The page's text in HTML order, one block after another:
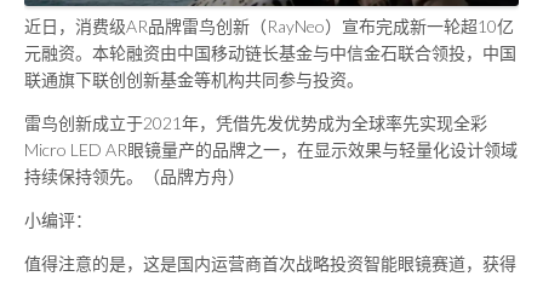
近日，消费级AR品牌雷鸟创新（RayNeo）宣布完成新一轮超10亿
元融资。本轮融资由中国移动链长基金与中信金石联合领投，中国
联通旗下联创创新基金等机构共同参与投资。
雷鸟创新成立于2021年，凭借先发优势成为全球率先实现全彩
Micro LED AR眼镜量产的品牌之一，在显示效果与轻量化设计领域
持续保持领先。（品牌方舟）
小编评：
值得注意的是，这是国内运营商首次战略投资智能眼镜赛道，获得